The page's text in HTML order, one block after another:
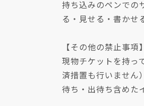
持ち込みのペンでの
る・見せる・書かせ
【その他の禁止事項】
現物チケットを持っ
済措置も行いません
待ち・出待ち含めた